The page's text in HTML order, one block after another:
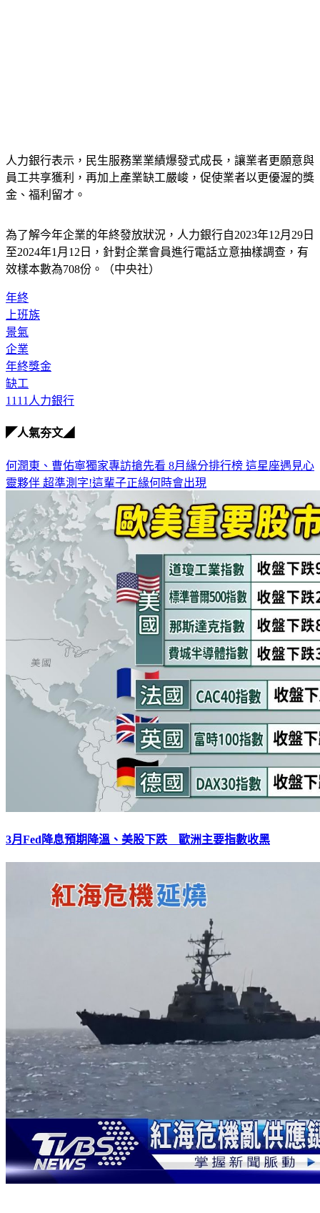
人力銀行表示，民生服務業業績爆發式成長，讓業者更願意與
員工共享獲利，再加上產業缺工嚴峻，促使業者以更優渥的獎
金、福利留才。
為了解今年企業的年終發放狀況，人力銀行自2023年12月29日
至2024年1月12日，針對企業會員進行電話立意抽樣調查，有
效樣本數為708份。（中央社）
年終
上班族
景氣
企業
年終獎金
缺工
1111人力銀行
◤人氣夯文◢
何潤東、曹佑寧獨家專訪搶先看 8月緣分排行榜 這星座遇見心
靈夥伴 超準測字!這輩子正緣何時會出現
3月Fed降息預期降溫、美股下跌 歐洲主要指數收黑